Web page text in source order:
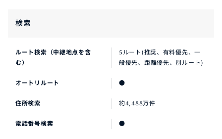
検索
ルート検索（中継地点を含
む）
5ルート(推奨、有料優先、一
般優先、距離優先、別ルート)
オートリルート ●
住所検索 約4,488万件
電話番号検索 ●